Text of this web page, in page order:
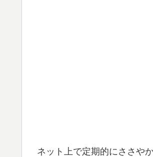
ネット上で定期的にささや